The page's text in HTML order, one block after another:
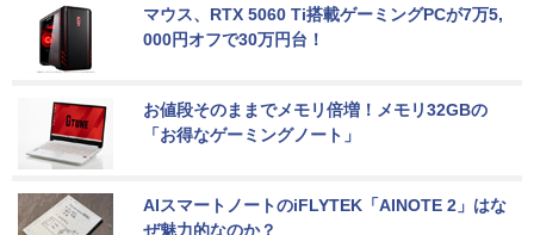
マウス、RTX 5060 Ti搭載ゲーミングPCが7万5,
000円オフで30万円台！
お値段そのままでメモリ倍増！メモリ32GBの
「お得なゲーミングノート」
AIスマートノートのiFLYTEK「AINOTE 2」はな
ぜ魅力的なのか？